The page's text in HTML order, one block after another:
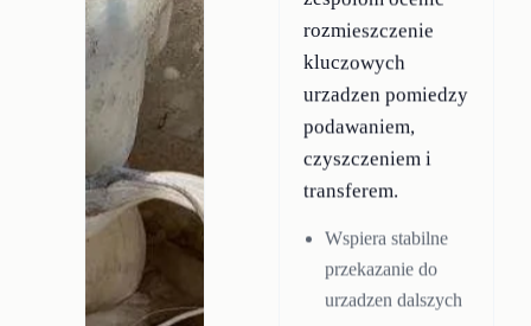
rozmieszczenie
kluczowych
urzadzen pomiedzy
podawaniem,
czyszczeniem i
transferem.
Wspiera stabilne
przekazanie do
urzadzen dalszych